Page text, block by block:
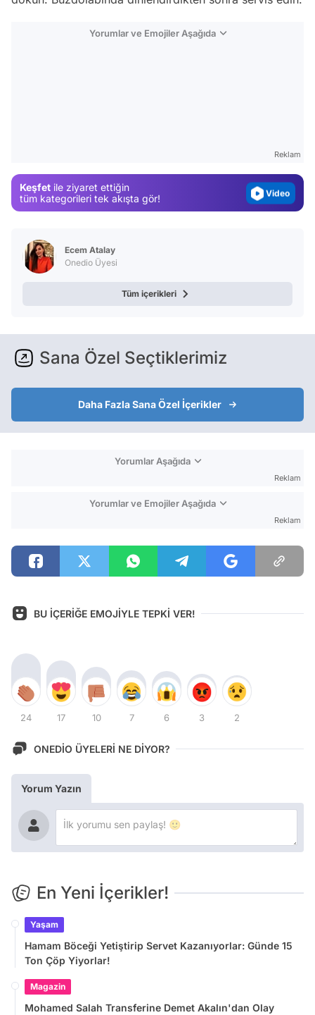
Yorumlar ve Emojiler Aşağıda
Reklam
Keşfet ile ziyaret ettiğin
tüm kategorileri tek akışta gör!
Video
Ecem Atalay
Onedio Üyesi
Tüm içerikleri
Sana Özel Seçtiklerimiz
Daha Fazla Sana Özel İçerikler
Yorumlar Aşağıda
Reklam
Yorumlar ve Emojiler Aşağıda
Reklam
BU İÇERİĞE EMOJİYLE TEPKİ VER!
24 17 10 7 6 3 2
ONEDİO ÜYELERİ NE DİYOR?
Yorum Yazın
En Yeni İçerikler!
Yaşam
Hamam Böceği Yetiştirip Servet Kazanıyorlar: Günde 15
Ton Çöp Yiyorlar!
Magazin
Mohamed Salah Transferine Demet Akalın'dan Olay